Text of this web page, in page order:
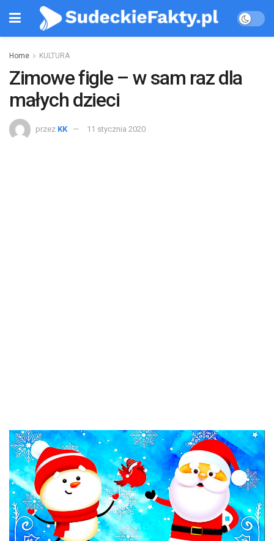
Home KULTURA
Zimowe figle – w sam raz dla
małych dzieci
przez KK 11 stycznia 2020